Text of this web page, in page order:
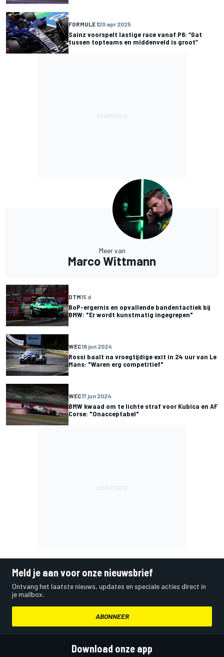
FORMULE 120 apr 2025
Sainz voorspelt lastige race vanaf P6: “Gat
tussen topteams en middenveld is groot”
Meer van
Marco Wittmann
DTM15 d
BoP-ergernis en opvallende bandentactiek bij
BMW: "Er wordt kunstmatig ingegrepen"
WEC18 jun 2024
Rossi baalt na vroegtijdige exit in 24 uur van Le
Mans: "Waren erg competitief"
WEC17 jun 2024
BMW kwaad om te lichte straf voor Kubica en AF
Corse: "Onacceptabel"
Meld je aan voor onze nieuwsbrief
Ontvang het laatste nieuws, updates en speciale acties direct in
je mailbox.
ABONNEER
Download onze app